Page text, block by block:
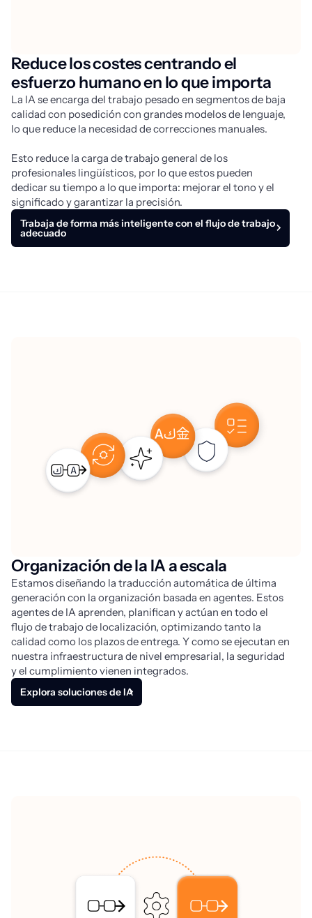
Reduce los costes centrando el
esfuerzo humano en lo que importa
La IA se encarga del trabajo pesado en segmentos de baja
calidad con posedición con grandes modelos de lenguaje,
lo que reduce la necesidad de correcciones manuales.
Esto reduce la carga de trabajo general de los
profesionales lingüísticos, por lo que estos pueden
dedicar su tiempo a lo que importa: mejorar el tono y el
significado y garantizar la precisión.
Trabaja de forma más inteligente con el flujo de trabajo
adecuado
Organización de la IA a escala
Estamos diseñando la traducción automática de última
generación con la organización basada en agentes. Estos
agentes de IA aprenden, planifican y actúan en todo el
flujo de trabajo de localización, optimizando tanto la
calidad como los plazos de entrega. Y como se ejecutan en
nuestra infraestructura de nivel empresarial, la seguridad
y el cumplimiento vienen integrados.
Explora soluciones de IA